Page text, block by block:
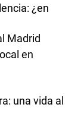
¿en
Madrid
en
una vida al